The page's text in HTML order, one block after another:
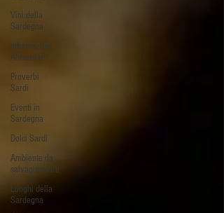
Vini della
Sardegna
Informazioni
Alimentari
Proverbi
Sardi
Eventi in
Sardegna
Dolci Sardi
Ambiente da
salvaguardare
Luoghi della
Sardegna